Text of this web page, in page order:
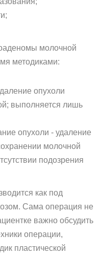
молочной
методиками:
опухоли
выполняется лишь
опухоли - удаление
молочной
подозрения
как под
Сама операция не
важно обсудить
операции,
пластической